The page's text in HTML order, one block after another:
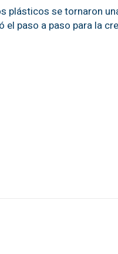
plásticos se tornaron
el paso a paso para la